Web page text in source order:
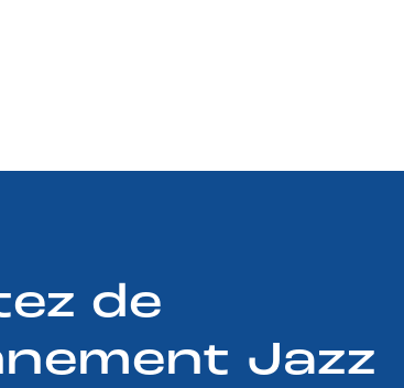
de
Jazz